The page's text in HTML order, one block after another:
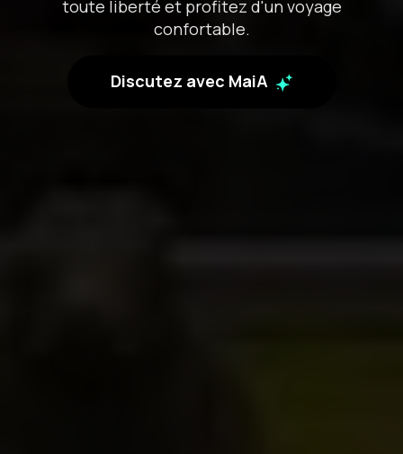
toute liberté et profitez d'un voyage
confortable.
Discutez avec MaiA